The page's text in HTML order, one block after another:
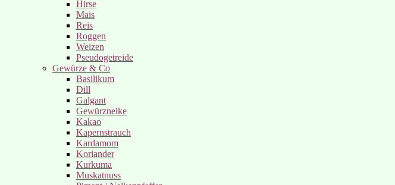
Hirse
Mais
Reis
Roggen
Weizen
Pseudogetreide
Gewürze & Co
Basilikum
Dill
Galgant
Gewürznelke
Kakao
Kapernstrauch
Kardamom
Koriander
Kurkuma
Muskatnuss